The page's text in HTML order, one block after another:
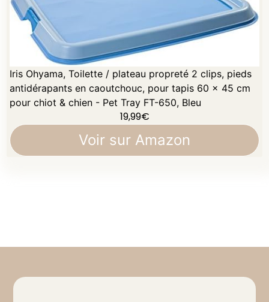
Iris Ohyama, Toilette / plateau propreté 2 clips, pieds
antidérapants en caoutchouc, pour tapis 60 x 45 cm
pour chiot & chien - Pet Tray FT-650, Bleu
19,99€
Voir sur Amazon